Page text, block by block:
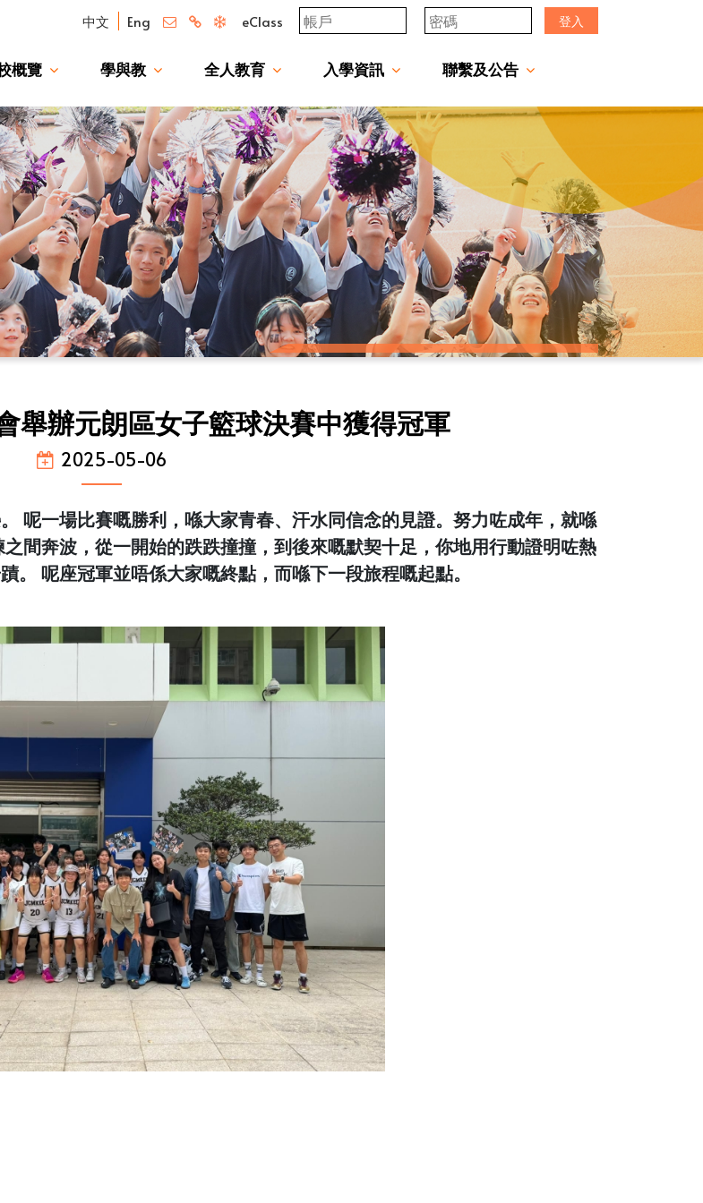
中文 Eng eClass 登入
概覽 學與教 全人教育 入學資訊 聯繫及公告
舉辦元朗區女子籃球決賽中獲得冠軍
2025-05-06
呢一場比賽嘅勝利，喺大家青春、汗水同信念的見證。努力咗成年，就喺
間奔波，從一開始的跌跌撞撞，到後來嘅默契十足，你地用行動證明咗熱
。 呢座冠軍並唔係大家嘅終點，而喺下一段旅程嘅起點。